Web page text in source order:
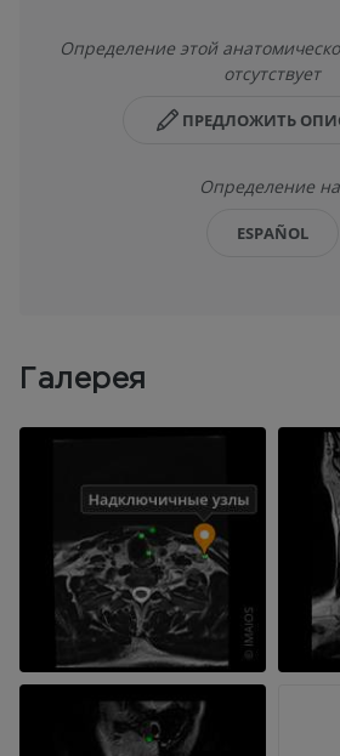
Определение этой
отсутствует
ПРЕДЛОЖИТЬ
Определение
ESPAÑOL
Галерея